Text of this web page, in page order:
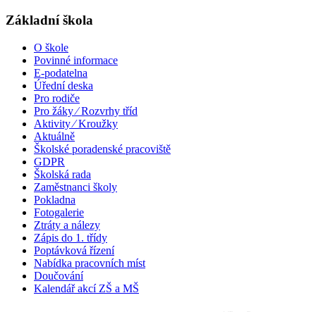
Základní škola
O škole
Povinné informace
E-podatelna
Úřední deska
Pro rodiče
Pro žáky ⁄ Rozvrhy tříd
Aktivity ⁄ Kroužky
Aktuálně
Školské poradenské pracoviště
GDPR
Školská rada
Zaměstnanci školy
Pokladna
Fotogalerie
Ztráty a nálezy
Zápis do 1. třídy
Poptávková řízení
Nabídka pracovních míst
Doučování
Kalendář akcí ZŠ a MŠ